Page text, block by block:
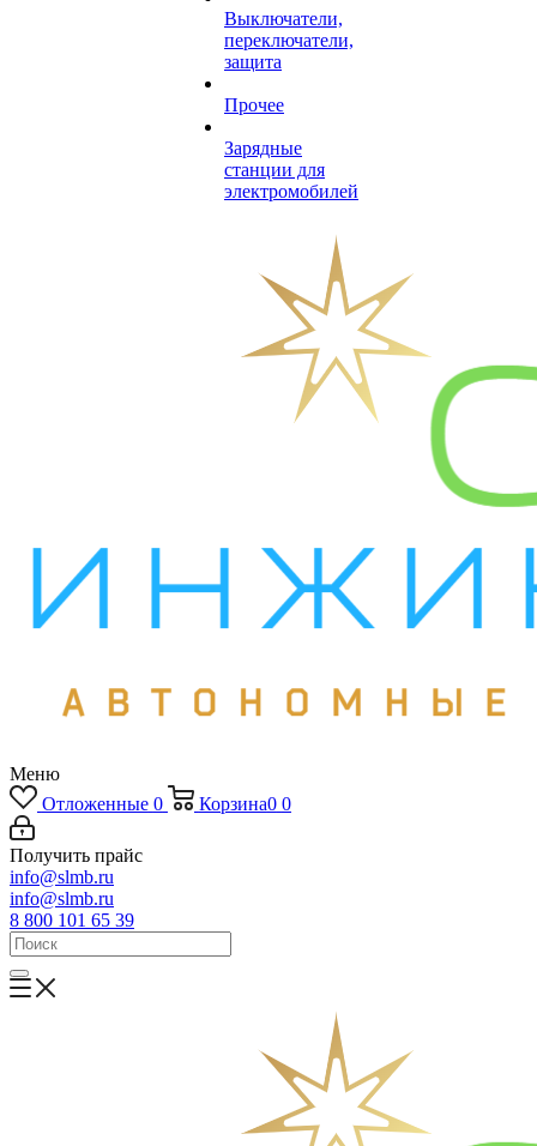
Выключатели,
переключатели,
защита
Прочее
Зарядные
станции для
электромобилей
Меню
Отложенные 0 Корзина0 0
Получить прайс
info@slmb.ru
info@slmb.ru
8 800 101 65 39